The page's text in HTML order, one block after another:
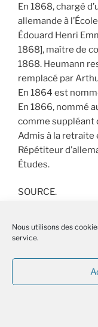
Nous utilisons des
service.
En 1868, chargé
allemande à
Édouard Henri
1868], maître de
1868. Heumann
remplacé par
En 1864 est
En 1866, nommé
comme suppléant
Admis à la retraite
Répétiteur
Études.
SOURCE.
79, page 449.
septembre 1849